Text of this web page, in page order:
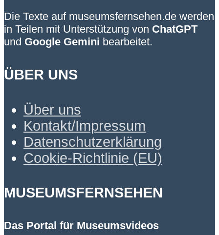
Die Texte auf museumsfernsehen.de werden
in Teilen mit Unterstützung von ChatGPT
und Google Gemini bearbeitet.
ÜBER UNS
Über uns
Kontakt/Impressum
Datenschutzerklärung
Cookie-Richtlinie (EU)
MUSEUMSFERNSEHEN
Das Portal für Museumsvideos